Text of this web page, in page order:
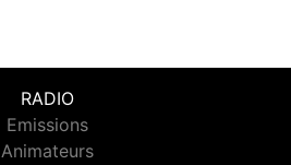
RADIO
Emissions
Animateurs